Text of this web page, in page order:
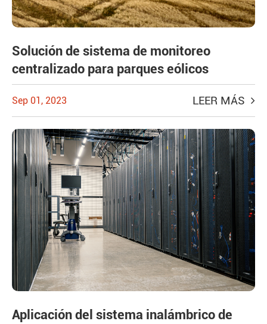
Solución de sistema de monitoreo
centralizado para parques eólicos
Sep 01, 2023 LEER MÁS
Aplicación del sistema inalámbrico de